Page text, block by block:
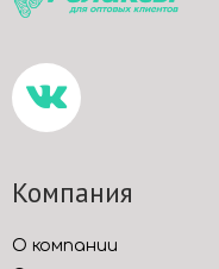
Компания
О компании